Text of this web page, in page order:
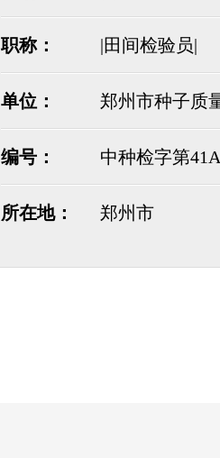
职称： |田间检验员|
单位： 郑州市种子质
编号： 中种检字第
所在地： 郑州市